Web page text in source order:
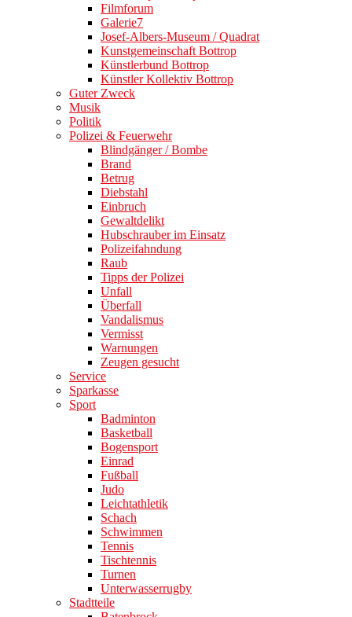
Filmforum
Galerie7
Josef-Albers-Museum / Quadrat
Kunstgemeinschaft Bottrop
Künstlerbund Bottrop
Künstler Kollektiv Bottrop
Guter Zweck
Musik
Politik
Polizei & Feuerwehr
Blindgänger / Bombe
Brand
Betrug
Diebstahl
Einbruch
Gewaltdelikt
Hubschrauber im Einsatz
Polizeifahndung
Raub
Tipps der Polizei
Unfall
Überfall
Vandalismus
Vermisst
Warnungen
Zeugen gesucht
Service
Sparkasse
Sport
Badminton
Basketball
Bogensport
Einrad
Fußball
Judo
Leichtathletik
Schach
Schwimmen
Tennis
Tischtennis
Turnen
Unterwasserrugby
Stadtteile